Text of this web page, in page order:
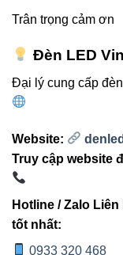
Dễ lắp đặt:
trắng sáng
3. Ứng
chiếu
Trân trọng cảm ơn
Đèn LED
Đại lý cung cấp
Website:
Truy cập website
Hotline / Zalo
tốt nhất:
0933 320 468